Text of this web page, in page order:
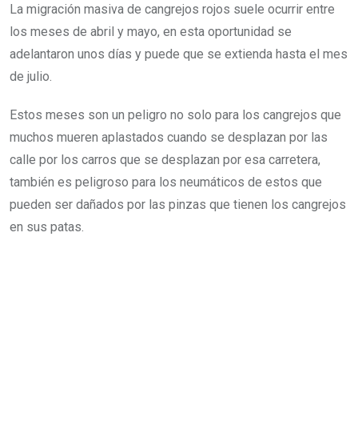
La migración masiva de cangrejos rojos suele ocurrir entre
los meses de abril y mayo, en esta oportunidad se
adelantaron unos días y puede que se extienda hasta el mes
de julio.
Estos meses son un peligro no solo para los cangrejos que
muchos mueren aplastados cuando se desplazan por las
calle por los carros que se desplazan por esa carretera,
también es peligroso para los neumáticos de estos que
pueden ser dañados por las pinzas que tienen los cangrejos
en sus patas.